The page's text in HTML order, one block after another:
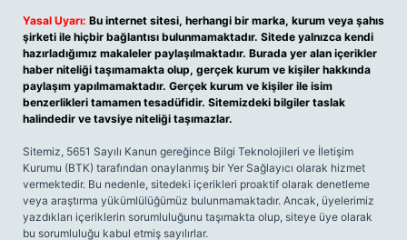
Yasal Uyarı: Bu internet sitesi, herhangi bir marka, kurum veya şahıs
şirketi ile hiçbir bağlantısı bulunmamaktadır. Sitede yalnızca kendi
hazırladığımız makaleler paylaşılmaktadır. Burada yer alan içerikler
haber niteliği taşımamakta olup, gerçek kurum ve kişiler hakkında
paylaşım yapılmamaktadır. Gerçek kurum ve kişiler ile isim
benzerlikleri tamamen tesadüfidir. Sitemizdeki bilgiler taslak
halindedir ve tavsiye niteliği taşımazlar.
Sitemiz, 5651 Sayılı Kanun gereğince Bilgi Teknolojileri ve İletişim
Kurumu (BTK) tarafından onaylanmış bir Yer Sağlayıcı olarak hizmet
vermektedir. Bu nedenle, sitedeki içerikleri proaktif olarak denetleme
veya araştırma yükümlülüğümüz bulunmamaktadır. Ancak, üyelerimiz
yazdıkları içeriklerin sorumluluğunu taşımakta olup, siteye üye olarak
bu sorumluluğu kabul etmiş sayılırlar.